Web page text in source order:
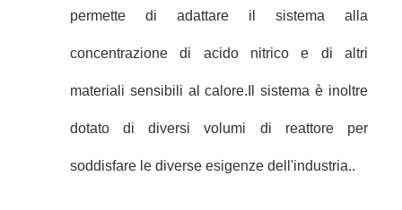
permette di adattare il sistema alla
concentrazione di acido nitrico e di altri
materiali sensibili al calore.Il sistema è inoltre
dotato di diversi volumi di reattore per
soddisfare le diverse esigenze dell'industria..